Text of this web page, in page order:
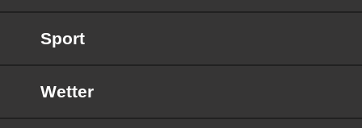
Sport
Wetter